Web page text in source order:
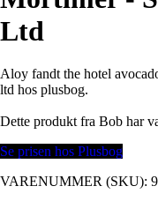
Ltd
Aloy fandt the hotel
ltd hos plusbog.
Dette produkt fra Bob har
Se prisen hos Plusbog
VARENUMMER (SKU):